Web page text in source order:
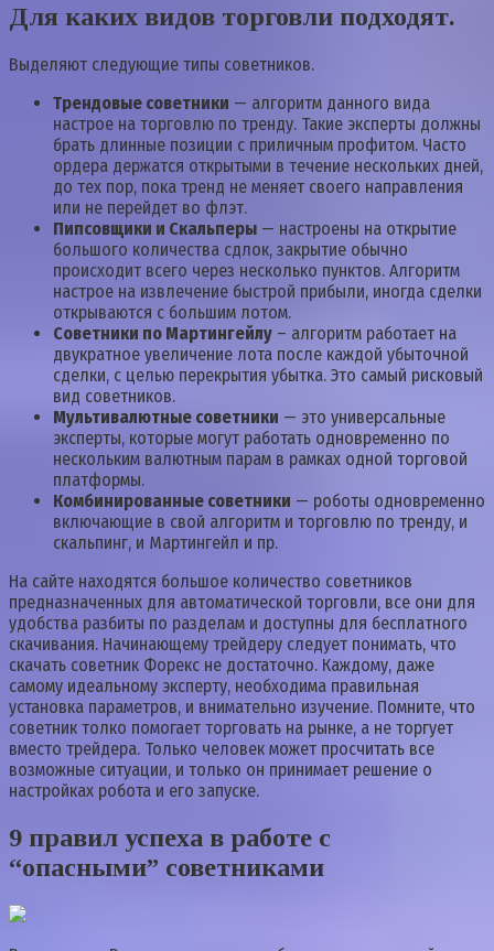
Для каких видов торговли подходят.
Выделяют следующие типы советников.
Трендовые советники — алгоритм данного вида
настрое на торговлю по тренду. Такие эксперты должны
брать длинные позиции с приличным профитом. Часто
ордера держатся открытыми в течение нескольких дней,
до тех пор, пока тренд не меняет своего направления
или не перейдет во флэт.
Пипсовщики и Скальперы — настроены на открытие
большого количества сдлок, закрытие обычно
происходит всего через несколько пунктов. Алгоритм
настрое на извлечение быстрой прибыли, иногда сделки
открываются с большим лотом.
Советники по Мартингейлу – алгоритм работает на
двукратное увеличение лота после каждой убыточной
сделки, с целью перекрытия убытка. Это самый рисковый
вид советников.
Мультивалютные советники — это универсальные
эксперты, которые могут работать одновременно по
нескольким валютным парам в рамках одной торговой
платформы.
Комбинированные советники — роботы одновременно
включающие в свой алгоритм и торговлю по тренду, и
скальпинг, и Мартингейл и пр.
На сайте находятся большое количество советников
предназначенных для автоматической торговли, все они для
удобства разбиты по разделам и доступны для бесплатного
скачивания. Начинающему трейдеру следует понимать, что
скачать советник Форекс не достаточно. Каждому, даже
самому идеальному эксперту, необходима правильная
установка параметров, и внимательно изучение. Помните, что
советник толко помогает торговать на рынке, а не торгует
вместо трейдера. Только человек может просчитать все
возможные ситуации, и только он принимает решение о
настройках робота и его запуске.
9 правил успеха в работе с
“опасными” советниками